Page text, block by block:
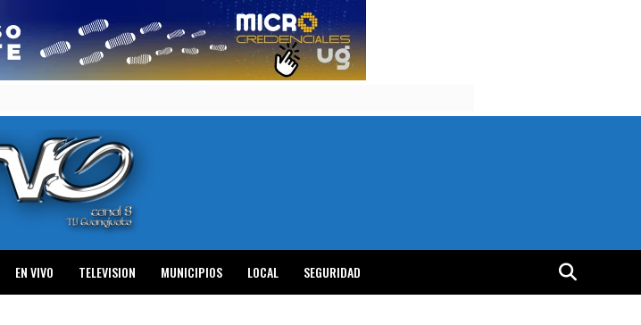
EN VIVO TELEVISION MUNICIPIOS LOCAL SEGURIDAD